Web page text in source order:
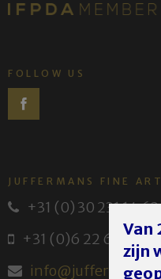
FOLLOW US
JUFFERMANS FINE ART
+31 (0) 30 231 14 63
+31 (0)6 22 614 582
Van
zijn